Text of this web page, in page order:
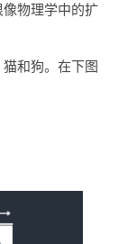
物理学中的扩
和狗。在下图